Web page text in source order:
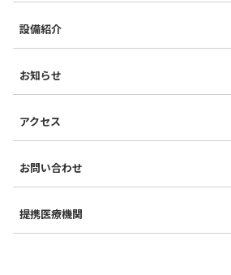
設備紹介
お知らせ
アクセス
お問い合わせ
提携医療機関